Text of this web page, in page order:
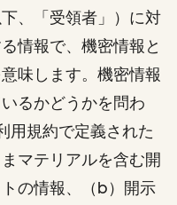
、「受領者」）に対
情報で、機密情報と
味します。機密情報
るかどうかを問わ
用規約で定義された
マテリアルを含む開
の情報、（b）開示